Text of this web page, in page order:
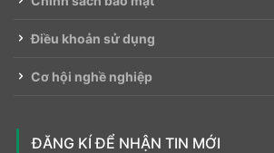
Điều khoản sử dụng
Cơ hội nghề nghiệp
ĐĂNG KÍ ĐỂ NHẬN TIN MỚI